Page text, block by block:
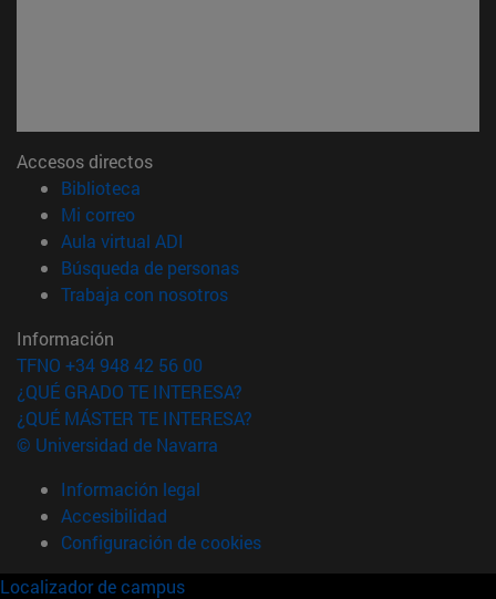
Accesos directos
Biblioteca
Mi correo(abre en nueva ventana)
Aula virtual ADI
Búsqueda de personas(abre en nueva ventana)
Trabaja con nosotros(abre en nueva ventana)
Información
TFNO +34 948 42 56 00
¿QUÉ GRADO TE INTERESA?
¿QUÉ MÁSTER TE INTERESA?
© Universidad de Navarra
Información legal
Accesibilidad
Configuración de cookies
Localizador de campus